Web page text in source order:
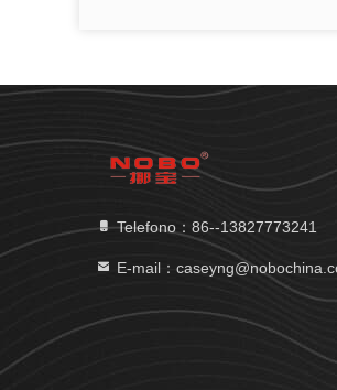
Telefono：86--13827773241
E-mail：